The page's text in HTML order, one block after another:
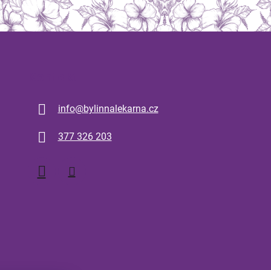
info@bylinnalekarna.cz
377 326 203